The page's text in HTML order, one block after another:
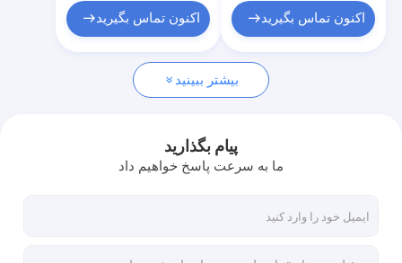
درخواست نقل قول
خط اکستروژن نوار
خط اکستروژن تک رشته ای
اکنون تماس بگیرید اکنون تماس بگیرید
بیشتر ببینید
پیام بگذارید
ما به سرعت پاسخ خواهیم داد